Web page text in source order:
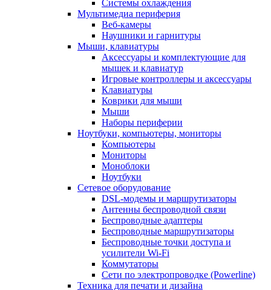
Системы охлаждения
Мультимедиа периферия
Веб-камеры
Наушники и гарнитуры
Мыши, клавиатуры
Аксессуары и комплектующие для
мышек и клавиатур
Игровые контроллеры и аксессуары
Клавиатуры
Коврики для мыши
Мыши
Наборы периферии
Ноутбуки, компьютеры, мониторы
Компьютеры
Мониторы
Моноблоки
Ноутбуки
Сетевое оборудование
DSL-модемы и маршрутизаторы
Антенны беспроводной связи
Беспроводные адаптеры
Беспроводные маршрутизаторы
Беспроводные точки доступа и
усилители Wi-Fi
Коммутаторы
Сети по электропроводке (Powerline)
Техника для печати и дизайна